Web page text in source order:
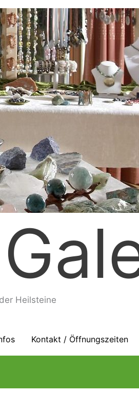
Heilsteine
Kontakt / Öffnungszeiten